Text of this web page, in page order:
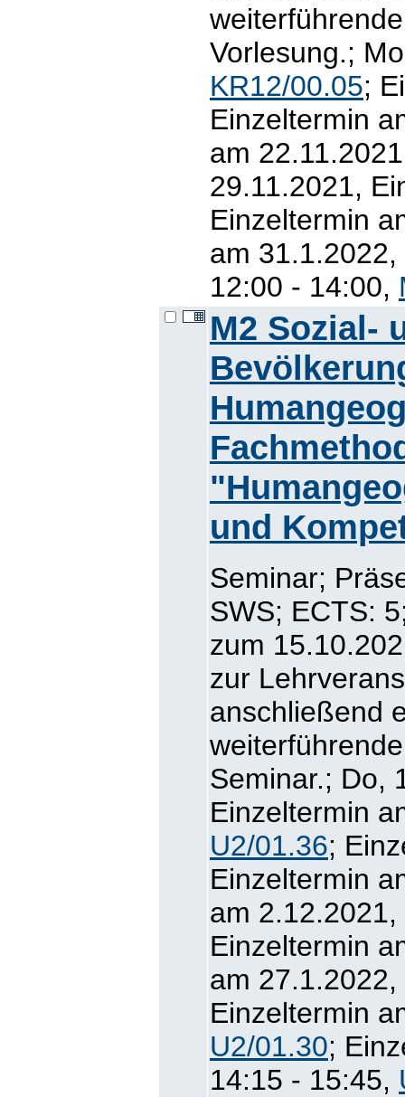
Vorlesung.;
KR12/00.05;
Einzeltermin
am
29.11.2021,
Einzeltermin
am
12:00 - 14:00,
M2 Sozial-
und
Seminar;
SWS; ECTS:
zum
zur
anschließend
Seminar.; Do,
Einzeltermin
U2/01.36;
Einzeltermin
am
Einzeltermin
am
Einzeltermin
U2/01.30;
14:15 - 15:45,